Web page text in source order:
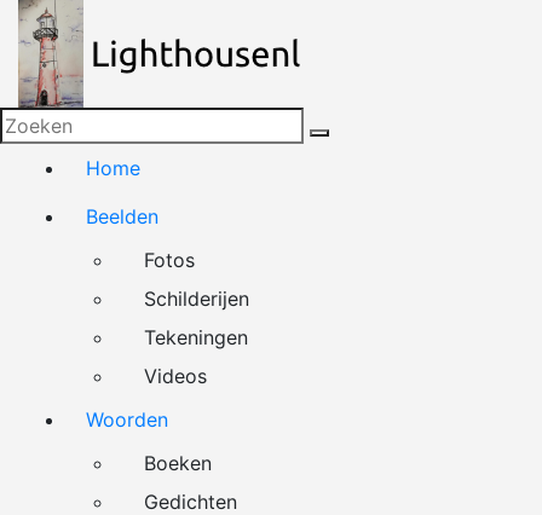
Naar
de
inhoud
springen
Home
Beelden
Fotos
Schilderijen
Tekeningen
Videos
Woorden
Boeken
Gedichten